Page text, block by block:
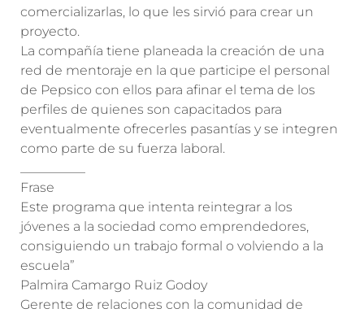
comercializarlas, lo que les sirvió para crear un
proyecto.
La compañía tiene planeada la creación de una
red de mentoraje en la que participe el personal
de Pepsico con ellos para afinar el tema de los
perfiles de quienes son capacitados para
eventualmente ofrecerles pasantías y se integren
como parte de su fuerza laboral.
Frase
Este programa que intenta reintegrar a los
jóvenes a la sociedad como emprendedores,
consiguiendo un trabajo formal o volviendo a la
escuela”
Palmira Camargo Ruiz Godoy
Gerente de relaciones con la comunidad de